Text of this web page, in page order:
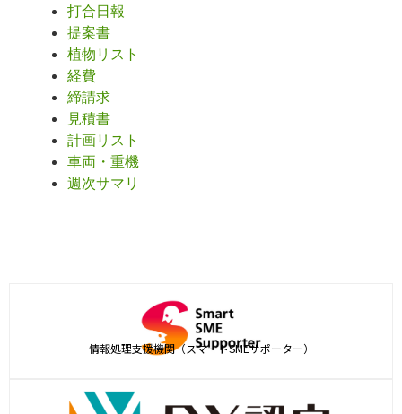
打合日報
提案書
植物リスト
経費
締請求
見積書
計画リスト
車両・重機
週次サマリ
情報処理支援機関（スマートSMEサポーター）